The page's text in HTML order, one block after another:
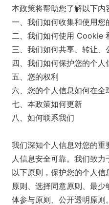
本政策将帮助您了解以下内
一、我们如何收集和使用您
二、我们如何使用 Cookie
三、我们如何共享、转让、
四、我们如何保护您的个人
五、您的权利
六、您的个人信息如何在全
七、本政策如何更新
八、如何联系我们
我们深知个人信息对您的
人信息安全可靠。我们致
以下原则，保护您的个人
原则、选择同意原则、最
体参与原则、公开透明原